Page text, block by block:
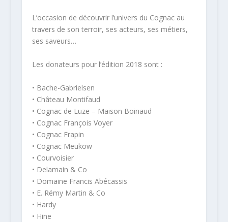
L’occasion de découvrir l’univers du Cognac au
travers de son terroir, ses acteurs, ses métiers,
ses saveurs…
Les donateurs pour l’édition 2018 sont :
• Bache-Gabrielsen
• Château Montifaud
• Cognac de Luze – Maison Boinaud
• Cognac François Voyer
• Cognac Frapin
• Cognac Meukow
• Courvoisier
• Delamain & Co
• Domaine Francis Abécassis
• E. Rémy Martin & Co
• Hardy
• Hine